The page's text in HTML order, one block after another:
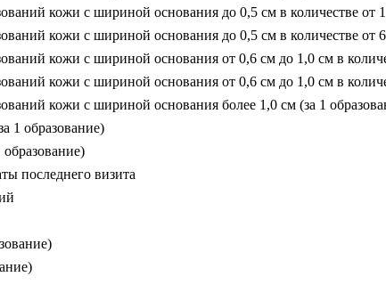
кожи с шириной основания до 0,5 см в количестве от 1
кожи с шириной основания до 0,5 см в количестве от 6
кожи с шириной основания от 0,6 см до 1,0 см в
кожи с шириной основания от 0,6 см до 1,0 см в
кожи с шириной основания более 1,0 см (за 1
1 образование)
последнего визита